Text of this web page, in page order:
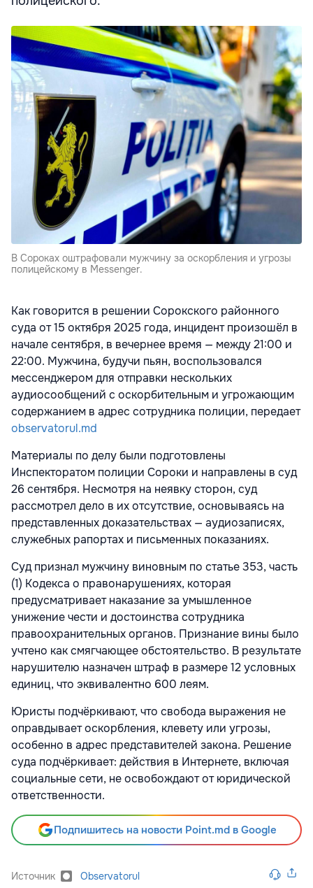
В Сороках оштрафовали мужчину за оскорбления и угрозы
полицейскому в Messenger.
Как говорится в решении Сорокского районного
суда от 15 октября 2025 года, инцидент произошёл в
начале сентября, в вечернее время — между 21:00 и
22:00. Мужчина, будучи пьян, воспользовался
мессенджером для отправки нескольких
аудиосообщений с оскорбительным и угрожающим
содержанием в адрес сотрудника полиции, передает
observatorul.md
Материалы по делу были подготовлены
Инспекторатом полиции Сороки и направлены в суд
26 сентября. Несмотря на неявку сторон, суд
рассмотрел дело в их отсутствие, основываясь на
представленных доказательствах — аудиозаписях,
служебных рапортах и письменных показаниях.
Суд признал мужчину виновным по статье 353, часть
(1) Кодекса о правонарушениях, которая
предусматривает наказание за умышленное
унижение чести и достоинства сотрудника
правоохранительных органов. Признание вины было
учтено как смягчающее обстоятельство. В результате
нарушителю назначен штраф в размере 12 условных
единиц, что эквивалентно 600 леям.
Юристы подчёркивают, что свобода выражения не
оправдывает оскорбления, клевету или угрозы,
особенно в адрес представителей закона. Решение
суда подчёркивает: действия в Интернете, включая
социальные сети, не освобождают от юридической
ответственности.
Подпишитесь на новости Point.md в Google
Источник Observatorul